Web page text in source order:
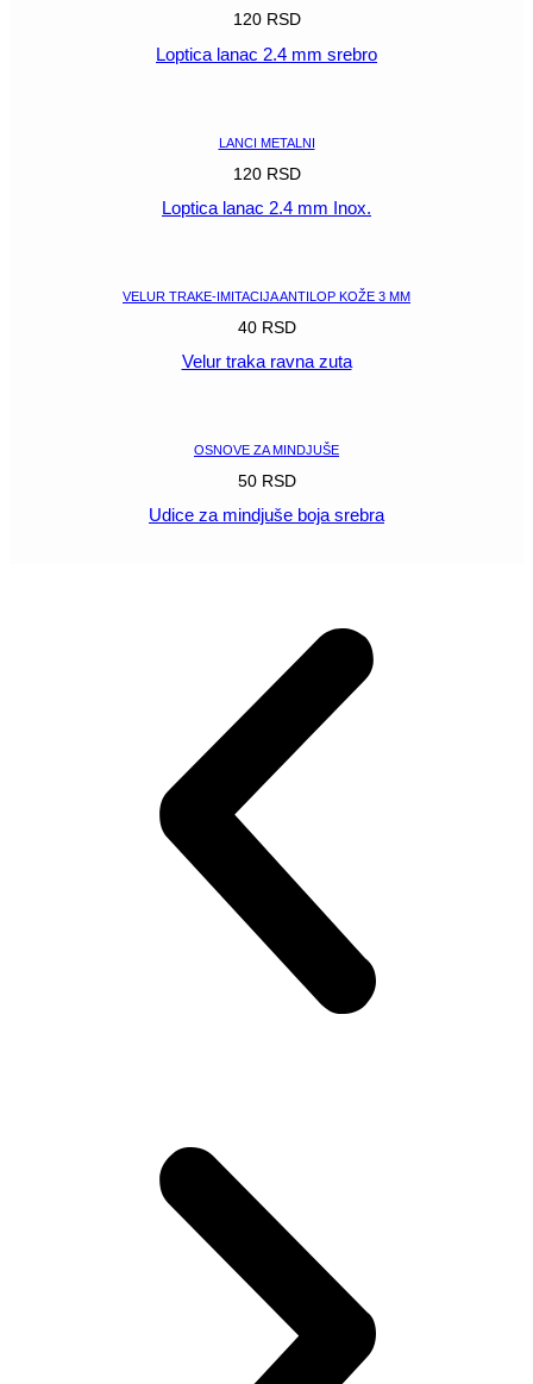
120 RSD
Loptica lanac 2.4 mm srebro
LANCI METALNI
120 RSD
Loptica lanac 2.4 mm Inox.
VELUR TRAKE-IMITACIJA ANTILOP KOŽE 3 MM
40 RSD
Velur traka ravna zuta
OSNOVE ZA MINDJUŠE
50 RSD
Udice za mindjuše boja srebra